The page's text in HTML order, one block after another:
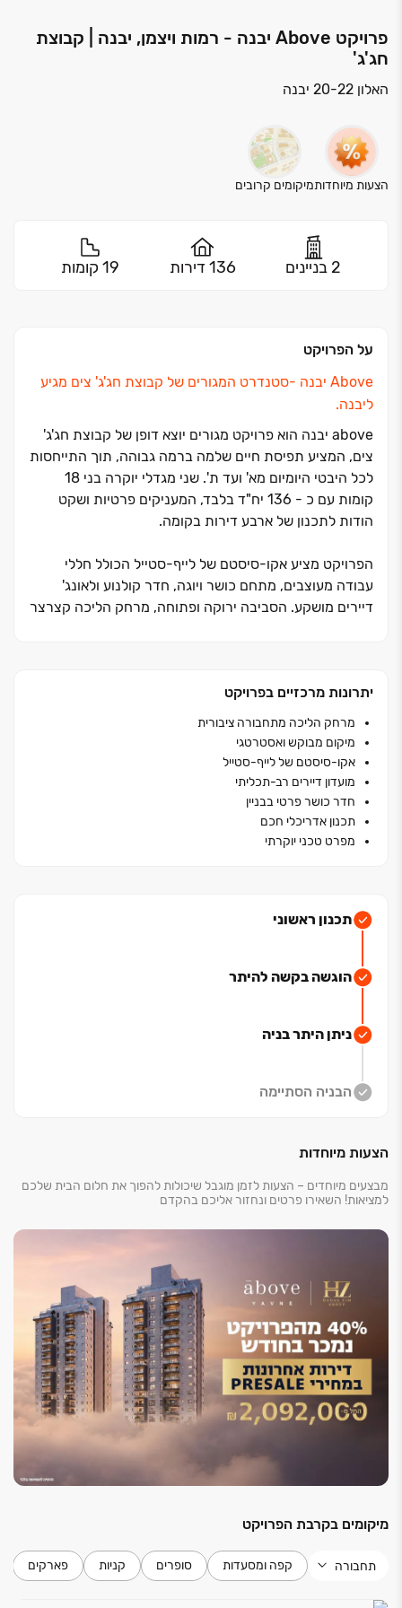
פרויקט Above יבנה - רמות ויצמן, יבנה | קבוצת
חג'ג'
האלון 20-22 יבנה
הצעות מיוחדותמיקומים קרובים
2 בניינים 136 דירות 19 קומות
על הפרויקט
Above יבנה ‏-סטנדרט המגורים של קבוצת חג'ג' צים מגיע
ליבנה.
above יבנה הוא פרויקט מגורים יוצא דופן של קבוצת חג'ג'
צים, המציע תפיסת חיים שלמה ברמה גבוהה, תוך התייחסות
לכל היבטי היומיום מא' ועד ת'. שני מגדלי יוקרה בני ‏18
קומות עם כ‏ - 136 יח"ד בלבד, המעניקים פרטיות ושקט
הודות לתכנון של ארבע דירות בקומה.
הפרויקט מציע אקו‏-סיסטם של לייף‏-סטייל הכולל חללי
עבודה מעוצבים, מתחם כושר ויוגה, חדר קולנוע ולאונג'
דיירים מושקע. הסביבה ירוקה ופתוחה, מרחק הליכה קצרצר
יתרונות מרכזיים בפרויקט
מרחק הליכה מתחבורה ציבורית
מיקום מבוקש ואסטרטגי
אקו‏-סיסטם של לייף‏-סטייל
מועדון דיירים רב-תכליתי
חדר כושר פרטי בבניין
תכנון אדריכלי חכם
מפרט טכני יוקרתי
תכנון ראשוני
הוגשה בקשה להיתר
ניתן היתר בניה
הבניה הסתיימה
הצעות מיוחדות
מבצעים מיוחדים – הצעות לזמן מוגבל שיכולות להפוך את חלום הבית שלכם
למציאות! השאירו פרטים ונחזור אליכם בהקדם
מיקומים בקרבת הפרויקט
תחבורה קפה ומסעדות סופרים קניות פארקים